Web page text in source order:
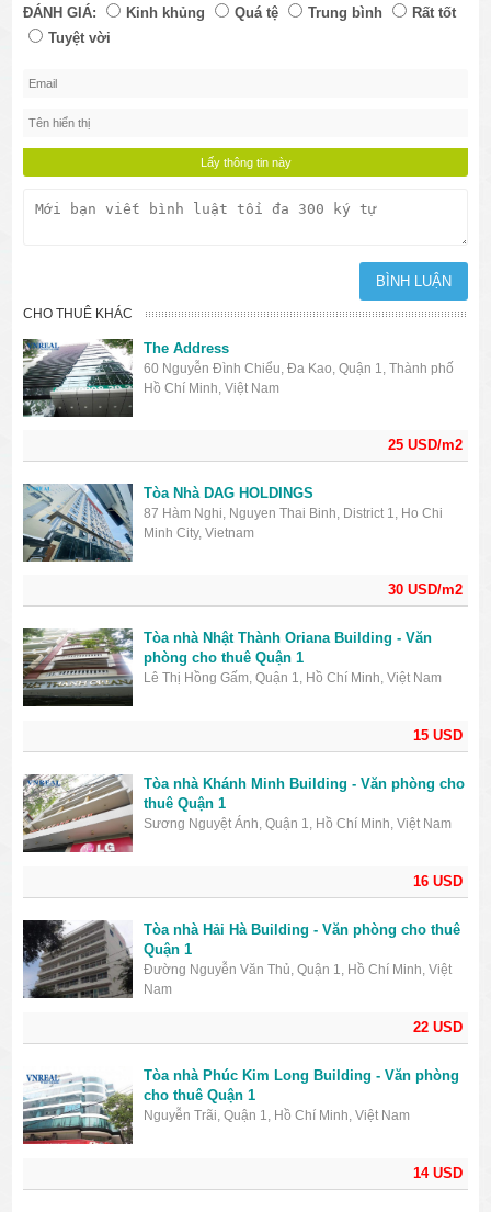
ĐÁNH GIÁ: Kinh khủng Quá tệ Trung bình
Rất tốt
Tuyệt vời
CHO THUÊ KHÁC
25 USD/m2
The Address
60 Nguyễn Đình Chiểu, Đa Kao, Quận 1, Thành phố
Hồ Chí Minh, Việt Nam
30 USD/m2
Tòa Nhà DAG HOLDINGS
87 Hàm Nghi, Nguyen Thai Binh, District 1, Ho Chi
Minh City, Vietnam
15 USD
Tòa nhà Nhật Thành Oriana Building - Văn
phòng cho thuê Quận 1
Lê Thị Hồng Gấm, Quận 1, Hồ Chí Minh, Việt Nam
16 USD
Tòa nhà Khánh Minh Building - Văn phòng cho
thuê Quận 1
Sương Nguyệt Ánh, Quận 1, Hồ Chí Minh, Việt Nam
22 USD
Tòa nhà Hải Hà Building - Văn phòng cho thuê
Quận 1
Đường Nguyễn Văn Thủ, Quận 1, Hồ Chí Minh, Việt
Nam
14 USD
Tòa nhà Phúc Kim Long Building - Văn phòng
cho thuê Quận 1
Nguyễn Trãi, Quận 1, Hồ Chí Minh, Việt Nam